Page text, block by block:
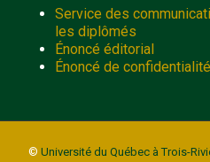
Service des
les diplômés
Énoncé éditorial
Énoncé de confidentialité
© Université du Québec à Trois-